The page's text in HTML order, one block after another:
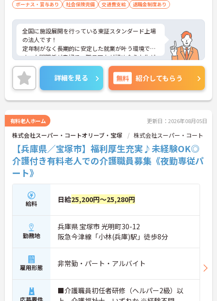
ボーナス・賞与あり
社会保険完備 交通費支給 退職金制度あり
全国に施設展開を行っている東証スタンダード上場
の法人です！
定年制がなく長期的に安定した就業が叶う環境で
す。人間関係が良好で、職員同士が認め合う文化が
根付いています。
ご興味のある方には、面接対策ポイントなど、さら
に詳細をご案内しますのでお気軽にご相談くださ
い！
詳細を見る 無料 紹介してもらう
有料老人ホーム 更新日：2026年08月05日
株式会社スーパー・コートオリーブ・宝塚 株式会社スーパー・コート
【兵庫県／宝塚市】福利厚生充実♪未経験OK◎
介護付き有料老人での介護職員募集《夜勤専従パ
ート》
給料 日給25,200円～25,280円
勤務地
兵庫県 宝塚市 光明町30-12
阪急今津線「小林(兵庫)駅」徒歩8分
雇用形態 非常勤・パート・アルバイト
■介護職員初任者研修（ヘルパー2級）以